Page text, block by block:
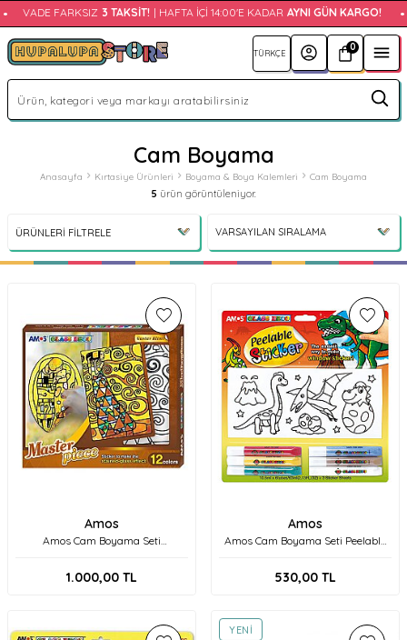
VADE FARKSIZ 3 TAKSIT! | HAFTA İÇI 14:00'E KADAR AYNI GÜN KARGO!
0
Cam Boyama
Anasayfa Kırtasiye Ürünleri Boyama & Boya Kalemleri Cam Boyama
5 ürün görüntüleniyor.
ÜRÜNLERI FILTRELE
Amos
Amos Cam Boyama Seti
1.000,00 TL
Amos
Amos Cam Boyama Seti Peelable
D3
530,00 TL
YENI